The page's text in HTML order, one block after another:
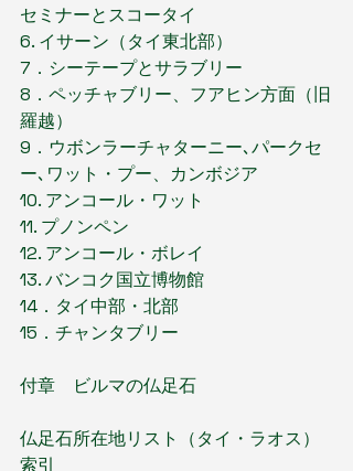
セミナーとスコータイ
6. イサーン（タイ東北部）
7．シーテープとサラブリー
8．ペッチャブリー、フアヒン方面（旧
羅越）
9．ウボンラーチャターニー､パークセ
ー､ワット・プー、カンボジア
10. アンコール・ワット
11. プノンペン
12. アンコール・ボレイ
13. バンコク国立博物館
14．タイ中部・北部
15．チャンタブリー
付章　ビルマの仏足石
仏足石所在地リスト（タイ・ラオス）
索引